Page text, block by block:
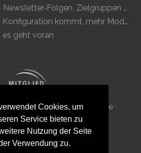
Cookies, um
Service bieten zu
Nutzung der Seite
Verwendung zu.
MailBeez V5 Beta 4 – Newsletter‑Folgen, Zielgruppen und moderne Vorschau
MailBeez V5 Beta 3 – Konfiguration kommt, mehr Module, flüssigeres UX
es geht voran
Anlæget 6B · DK 7100 Vejle ·
Reg-ID: DK 34087040